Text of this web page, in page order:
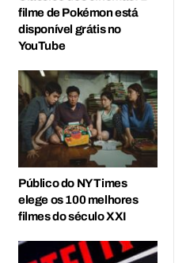
filme de Pokémon está
disponível grátis no
YouTube
Público do NY Times
elege os 100 melhores
filmes do século XXI